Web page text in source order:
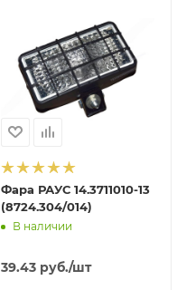
Фара РАУС 14.3711010-13
(8724.304/014)
В наличии
39.43руб./шт